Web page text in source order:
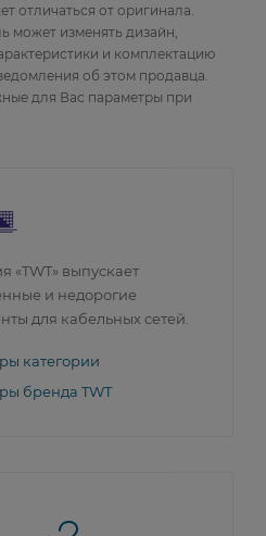
отличаться от оригинала.
может изменять дизайн,
и комплектацию
об этом продавца.
для Вас параметры при
«TWT» выпускает
и недорогие
для кабельных сетей.
категории
бренда TWT